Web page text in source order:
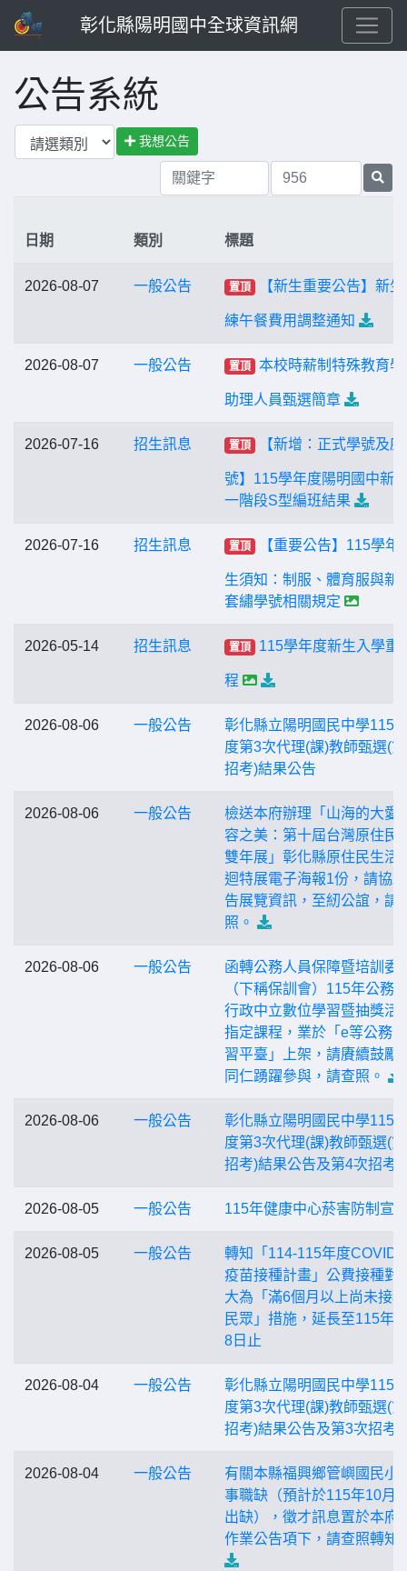
彰化縣陽明國中全球資訊網
公告系統
我想公告
日期 類別 標題
2026-08-07 一般公告 置頂 【新生重要公告】新
練午餐費用調整通知
2026-08-07 一般公告 置頂 本校時薪制特殊教育學
助理人員甄選簡章
2026-07-16 招生訊息 置頂 【新增：正式學號及座
號】115學年度陽明國中新
一階段S型編班結果
2026-07-16 招生訊息 置頂 【重要公告】115學年
生須知：制服、體育服與新
套繡學號相關規定
2026-05-14 招生訊息 置頂 115學年度新生入學重
程
2026-08-06 一般公告
彰化縣立陽明國民中學115
度第3次代理(課)教師甄選(
招考)結果公告
2026-08-06 一般公告
檢送本府辦理「山海的大愛
容之美：第十屆台灣原住民
雙年展」彰化縣原住民生活
迴特展電子海報1份，請協
告展覽資訊，至紉公誼，請
照。
2026-08-06 一般公告
函轉公務人員保障暨培訓委
（下稱保訓會）115年公務
行政中立數位學習暨抽獎活
指定課程，業於「e等公務
習平臺」上架，請賡續鼓勵
同仁踴躍參與，請查照。
2026-08-06 一般公告
彰化縣立陽明國民中學115
度第3次代理(課)教師甄選(
招考)結果公告及第4次招考
2026-08-05 一般公告 115年健康中心菸害防制宣
2026-08-05 一般公告
轉知「114-115年度COVID-
疫苗接種計畫」公費接種對
大為「滿6個月以上尚未接
民眾」措施，延長至115年9
8日止
2026-08-04 一般公告
彰化縣立陽明國民中學115
度第3次代理(課)教師甄選(
招考)結果公告及第3次招考
2026-08-04 一般公告
有關本縣福興鄉管嶼國民小
事職缺（預計於115年10月
出缺），徵才訊息置於本府
作業公告項下，請查照轉知